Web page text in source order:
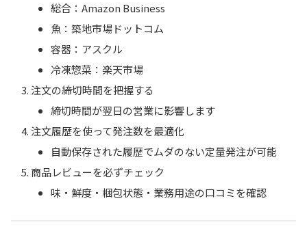
総合：Amazon Business
魚：築地市場ドットコム
容器：アスクル
冷凍惣菜：楽天市場
注文の締切時間を把握する
締切時間が翌日の営業に影響します
注文履歴を使って発注数を最適化
自動保存された履歴でムダのない定量発注が可能
商品レビューを必ずチェック
味・鮮度・梱包状態・業務用途の口コミを確認